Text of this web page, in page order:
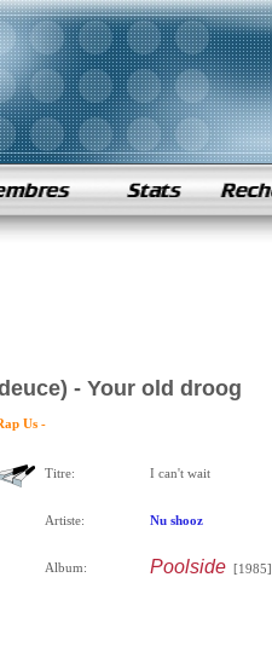
- Your old droog
Us -
Titre: I can't wait
Artiste: Nu shooz
Album: Poolside[1985]